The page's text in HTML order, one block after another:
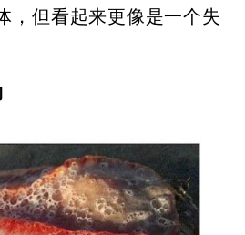
，但看起来更像是一个失